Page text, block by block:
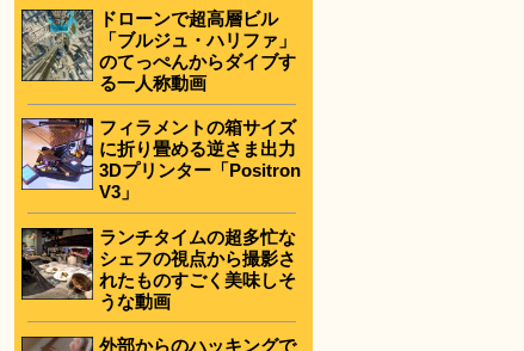
ドローンで超高層ビル
「ブルジュ・ハリファ」
のてっぺんからダイブす
る一人称動画
フィラメントの箱サイズ
に折り畳める逆さま出力
3Dプリンター「Positron
V3」
ランチタイムの超多忙な
シェフの視点から撮影さ
れたものすごく美味しそ
うな動画
外部からのハッキングで